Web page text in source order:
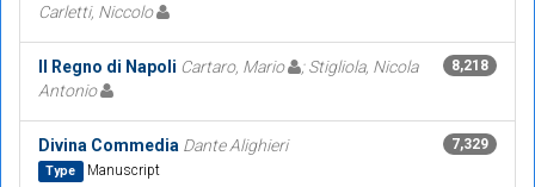
Carletti, Niccolo
8,218
Il Regno di Napoli Cartaro, Mario
; Stigliola, Nicola
Antonio
7,329
Divina Commedia Dante Alighieri
Type Manuscript